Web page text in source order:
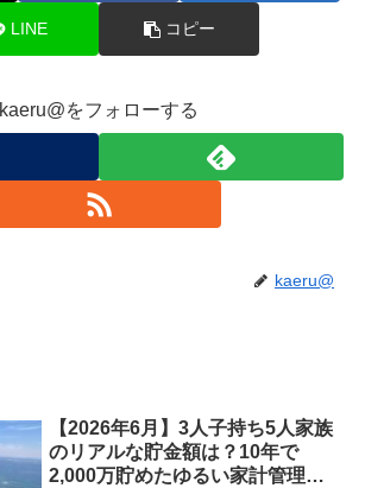
LINE コピー
kaeru@をフォローする
kaeru@
【2026年6月】3人子持ち5人家族
のリアルな貯金額は？10年で
2,000万貯めたゆるい家計管理を